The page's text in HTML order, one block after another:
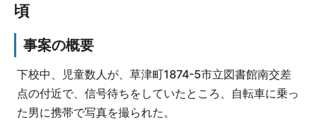
頃
事案の概要
下校中、児童数人が、草津町1874-5市立図書館南交差
点の付近で、信号待ちをしていたところ、自転車に乗っ
た男に携帯で写真を撮られた。